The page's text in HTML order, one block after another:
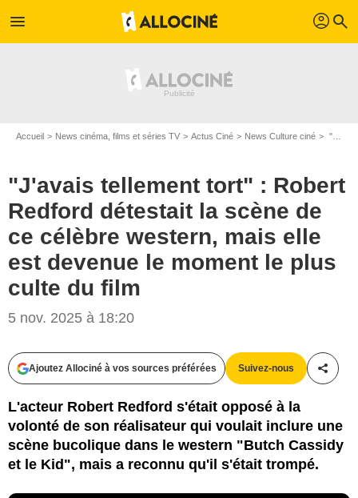
menu profil search
Accueil News cinéma, films et séries TV Actus Ciné News Culture ciné "J'avais tellement tort" : Robert Redford détestait la scène de ce célèbre western, mais elle est devenue le moment le plus culte du film
"J'avais tellement tort" : Robert
Redford détestait la scène de
ce célèbre western, mais elle
est devenue le moment le plus
culte du film
5 nov. 2025 à 18:20
Ajoutez Allociné à vos sources préférées Suivez-nous
L'acteur Robert Redford s'était opposé à la
volonté de son réalisateur qui voulait inclure une
scène bucolique dans le western "Butch Cassidy
et le Kid", mais a reconnu qu'il s'était trompé.